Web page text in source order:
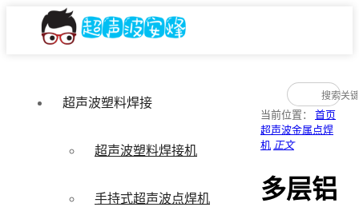
超声波塑料焊接
超声波塑料焊接机
手持式超声波点焊机
当前位置： 首页
超声波金属点焊
机 正文
多层铝